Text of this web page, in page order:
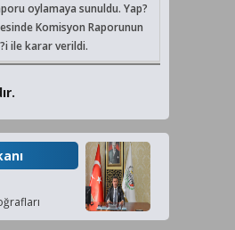
oylamaya sunuldu. Yap?
Komisyon Raporunun
ile karar verildi.